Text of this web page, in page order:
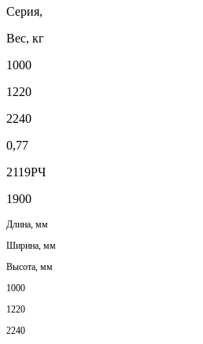
Серия,
Вес, кг
1000
1220
2240
0,77
2119РЧ
1900
Длина, мм
Ширина, мм
Высота, мм
1000
1220
2240